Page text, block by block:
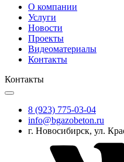
О компании
Услуги
Новости
Проекты
Видеоматериалы
Контакты
Контакты
8 (923) 775-03-04
info@bgazobeton.ru
г. Новосибирск, ул.